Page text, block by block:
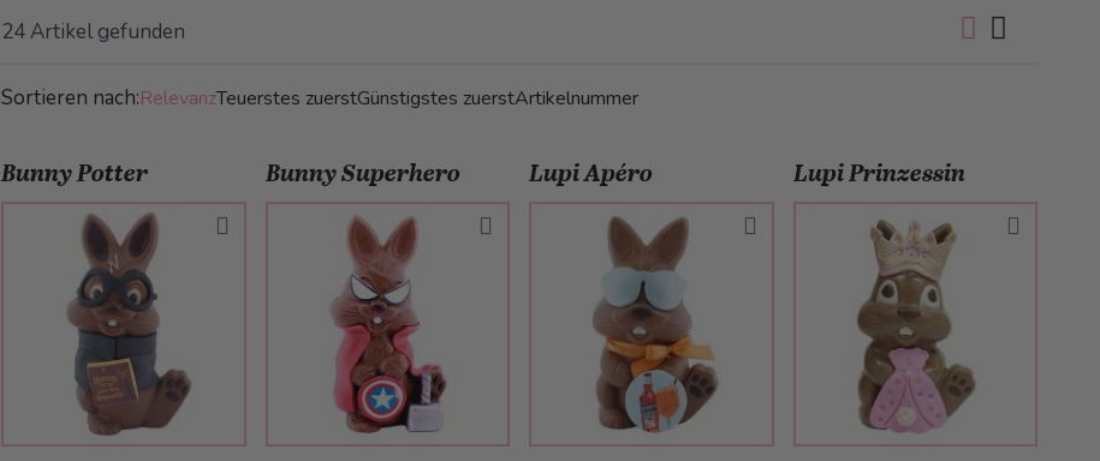
24Artikel gefunden
Sortieren nach:RelevanzTeuerstes zuerstGünstigstes zuerstArtikelnummer
Bunny Potter Bunny Superhero Lupi Apéro Lupi Prinzessin